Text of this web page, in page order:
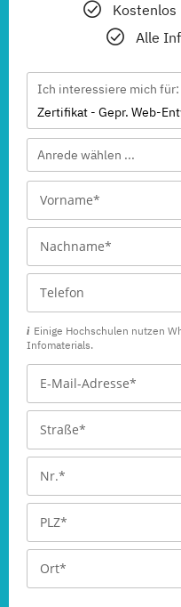
Kostenlos
Alle
Ich interessiere mich für:
Zertifikat - Gepr. Web-
Anrede wählen ...
Einige Hochschulen nutzen
Infomaterials.